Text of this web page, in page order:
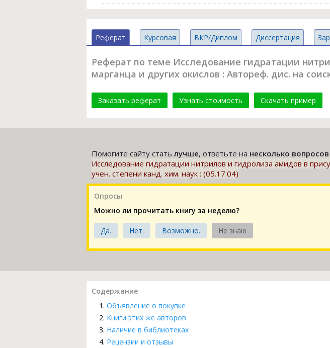
Реферат Курсовая ВКР/Диплом Диссертация
Реферат по теме Исследование гидратации
марганца и других окислов : Автореф. дис. на
Заказать реферат Узнать стоимость Скачать пример
Помогите сайту статьлучше, ответьте на несколько вопросов
Исследование гидратации нитрилов и гидролиза амидов в
учен. степени канд. хим. наук : (05.17.04)
Опросы
Можно ли прочитать книгу за неделю?
Да. Нет. Возможно. Не знаю
Содержание
Объявление о покупке
Книги этих же авторов
Наличие в библиотеках
Рецензии и отзывы